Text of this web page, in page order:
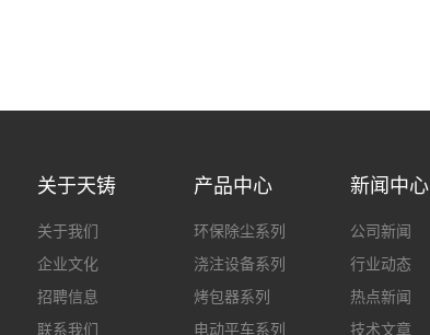
关于天铸
关于我们
企业文化
招聘信息
联系我们
产品中心
环保除尘系列
浇注设备系列
烤包器系列
电动平车系列
新闻中心
公司新闻
行业动态
热点新闻
技术文章